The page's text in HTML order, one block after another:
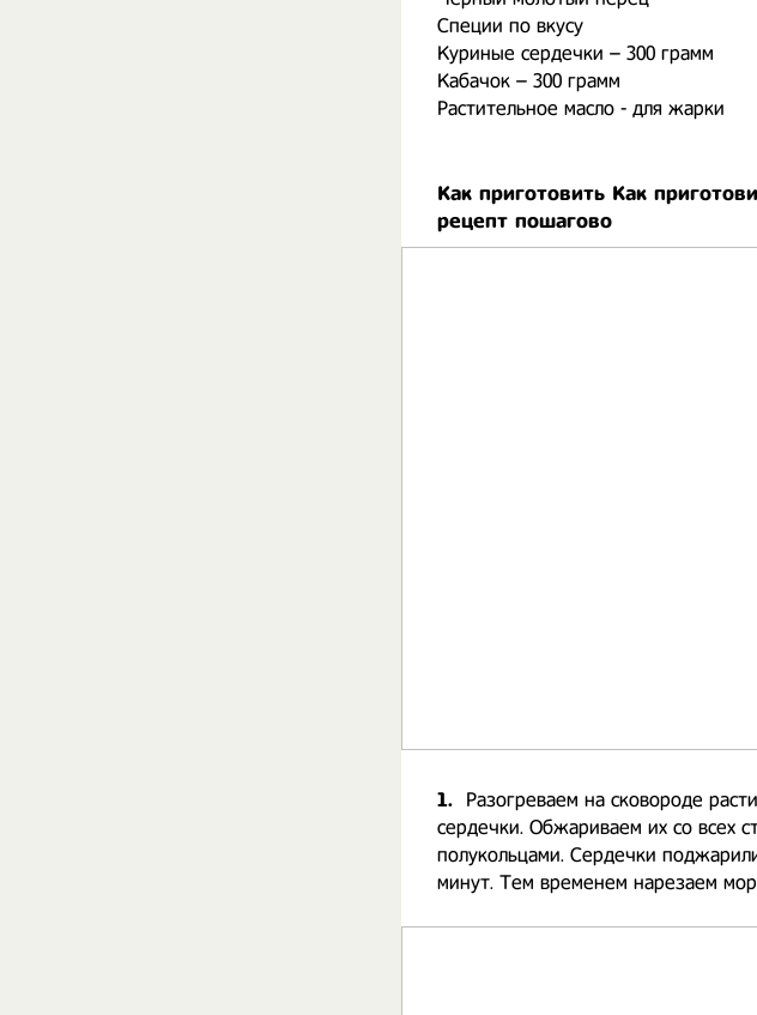
Специи по вкусу
Куриные сердечки – 300 грамм
Кабачок – 300 грамм
Растительное масло - для жарки
Как приготовить Как
рецепт пошагово
1.
Разогреваем на сковороде
сердечки. Обжариваем их со всех
полукольцами. Сердечки
минут. Тем временем нарезаем